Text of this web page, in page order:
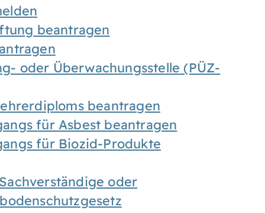
beantragen
oder Überwachungsstelle (PÜZ-
beantragen
für Asbest beantragen
für Biozid-Produkte
oder